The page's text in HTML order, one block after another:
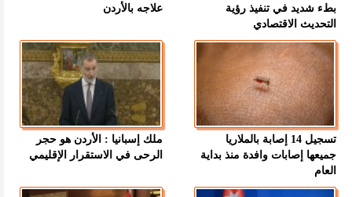
بطء شديد في تنفيذ رؤية
التحديث الاقتصادي
علاجه بالأردن
تسجيل 14 إصابة بالملاريا
جميعها إصابات وافدة منذ بداية
العام
ملك إسبانيا : الأردن هو حجر
الرحى في الاستقرار الإقليمي